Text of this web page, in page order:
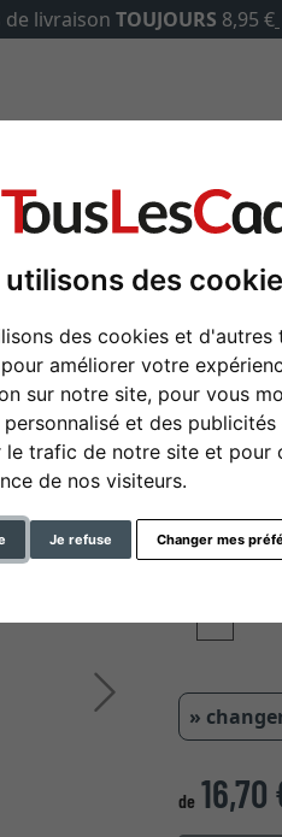
utilisons des
des cookies et d'autres
améliorer votre
sur notre site, pour vous
et des
le trafic de notre site et pour
de nos visiteurs.
Je refuse Changer mes
Continuer
Cadre
format
type de
»
de 16,70